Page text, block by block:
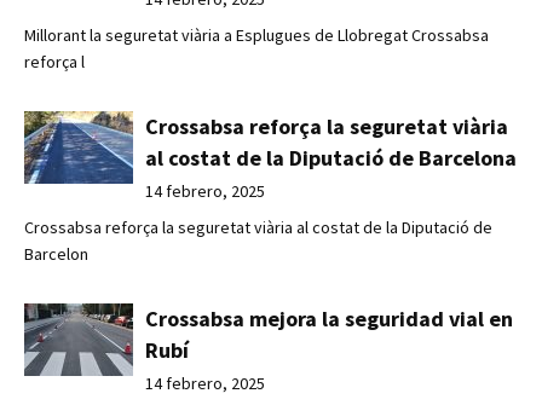
Millorant la seguretat viària a Esplugues de Llobregat Crossabsa
reforça l
Crossabsa reforça la seguretat viària
al costat de la Diputació de Barcelona
14 febrero, 2025
Crossabsa reforça la seguretat viària al costat de la Diputació de
Barcelon
Crossabsa mejora la seguridad vial en
Rubí
14 febrero, 2025